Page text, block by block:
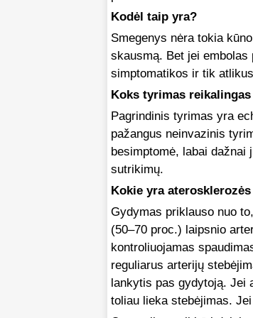
Kodėl taip yra?
Smegenys nėra tokia
skausmą. Bet jei
simptomatikos ir tik
Koks tyrimas
Pagrindinis tyrimas yra
pažangus neinvazinis
besimptomė, labai
sutrikimų.
Kokie yra
Gydymas priklauso nuo
(50–70 proc.) laipsnio
kontroliuojamas
reguliarus arterijų
lankytis pas gydytoją. Jei
toliau lieka stebėjimas.